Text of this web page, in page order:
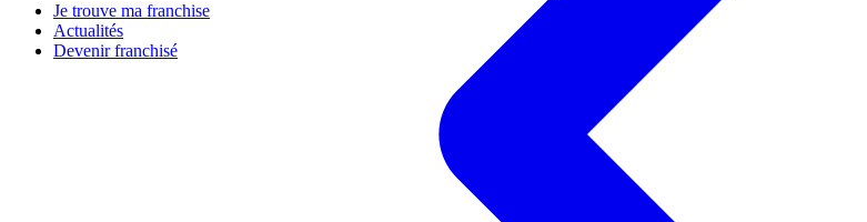
Je trouve ma franchise
Actualités
Devenir franchisé